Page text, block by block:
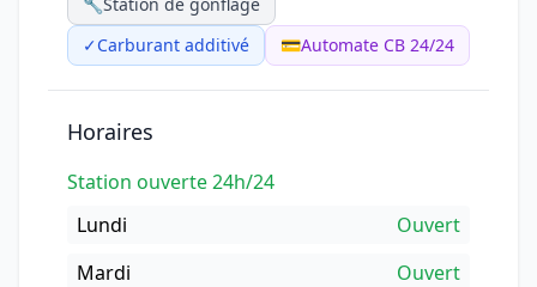
✓Carburant additivé 💳Automate CB 24/24
Horaires
Station ouverte 24h/24
Lundi
Ouvert
Mardi
Ouvert